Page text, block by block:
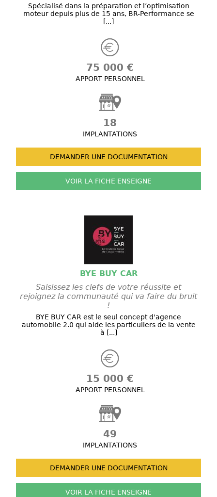
Spécialisé dans la préparation et l’optimisation
moteur depuis plus de 15 ans, BR-Performance se
[...]
75 000 €
APPORT PERSONNEL
18
IMPLANTATIONS
DEMANDER UNE DOCUMENTATION
VOIR LA FICHE ENSEIGNE
BYE BUY CAR
Saisissez les clefs de votre réussite et
rejoignez la communauté qui va faire du bruit
!
BYE BUY CAR est le seul concept d'agence
automobile 2.0 qui aide les particuliers de la vente
à [...]
15 000 €
APPORT PERSONNEL
49
IMPLANTATIONS
DEMANDER UNE DOCUMENTATION
VOIR LA FICHE ENSEIGNE